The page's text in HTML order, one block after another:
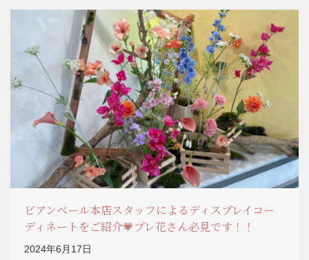
ビアンベール本店スタッフによるディスプレイコー
ディネートをご紹介💗プレ花さん必見です！！
2024年6月17日